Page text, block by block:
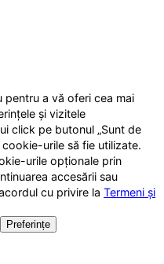
a vă oferi cea mai
și vizitele
click pe butonul „Sunt de
urile să fie utilizate.
urile opționale prin
accesării sau
cu privire la Termeni și
Preferințe